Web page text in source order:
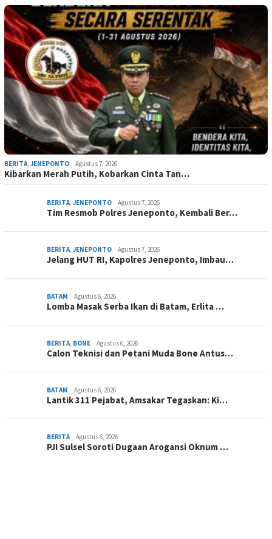
BERITA, JENEPONTO Agustus 7, 2026
Kibarkan Merah Putih, Kobarkan Cinta Tan…
BERITA, JENEPONTO Agustus 7, 2026
Tim Resmob Polres Jeneponto, Kembali Ber…
BERITA, JENEPONTO Agustus 7, 2026
Jelang HUT RI, Kapolres Jeneponto, Imbau…
BATAM Agustus 6, 2026
Lomba Masak Serba Ikan di Batam, Erlita …
BERITA, BONE Agustus 6, 2026
Calon Teknisi dan Petani Muda Bone Antus…
BATAM Agustus 6, 2026
Lantik 311 Pejabat, Amsakar Tegaskan: Ki…
BERITA Agustus 6, 2026
PJI Sulsel Soroti Dugaan Arogansi Oknum …